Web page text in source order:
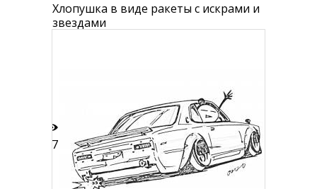
Хлопушка в виде ракеты с искрами и
звездами
17